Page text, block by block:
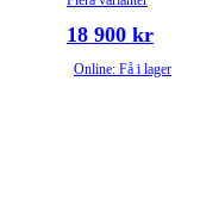
18 900 kr
Online: Få i lager